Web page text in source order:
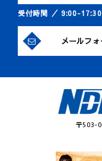
受付時間 ／ 9:00-17:30
メールフ
〒503-